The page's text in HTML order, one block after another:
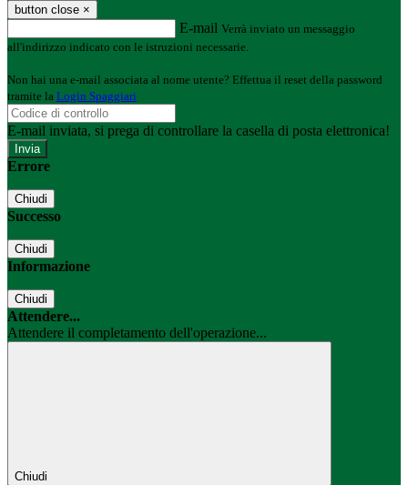
button close ×
E-mail Verrà inviato un messaggio
all'indirizzo indicato con le istruzioni necessarie.
Non hai una e-mail associata al nome utente? Effettua il reset della password
tramite la Login Spaggiari
E-mail inviata, si prega di controllare la casella di posta elettronica!
Errore
Chiudi
Successo
Chiudi
Informazione
Chiudi
Attendere...
Attendere il completamento dell'operazione...
Chiudi